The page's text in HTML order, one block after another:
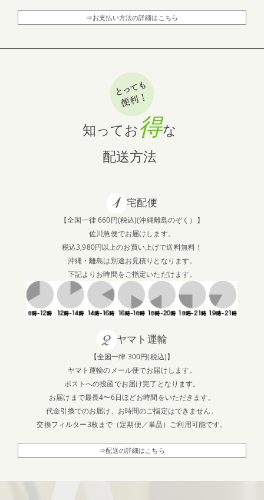
⇒お支払い方法の詳細はこちら
知ってお 得な
配送方法
宅配便
【全国一律 660円(税込)(沖縄離島のぞく）】
佐川急便でお届けします。
税込3,980円以上のお買い上げで送料無料！
沖縄・離島は別途お見積りとなります。
下記よりお時間をご指定いただけます。
ヤマト運輸
【全国一律 300円(税込)】
ヤマト運輸のメール便でお届けします。
ポストへの投函でお届け完了となります。
お届けまで最長4〜6日ほどお時間をいただきます。
代金引換でのお届け、お時間のご指定はできません。
交換フィルター3枚まで（定期便／単品）ご利用可能です。
⇒配送の詳細はこちら